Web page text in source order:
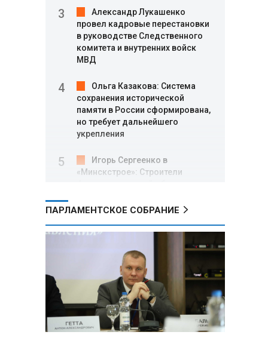
Александр Лукашенко
провел кадровые перестановки
в руководстве Следственного
комитета и внутренних войск
МВД
Ольга Казакова: Система
сохранения исторической
памяти в России сформирована,
но требует дальнейшего
укрепления
Игорь Сергеенко в
«Минскстрое»: Строители
в улучшении охраны труда
МИД РФ: Поездка
Зеленского в США не принесла
ожидаемых результатов
Белорусские школьники
собрали первые «космические»
томаты из семян, побывавших
на орбите
ПАРЛАМЕНТСКОЕ СОБРАНИЕ